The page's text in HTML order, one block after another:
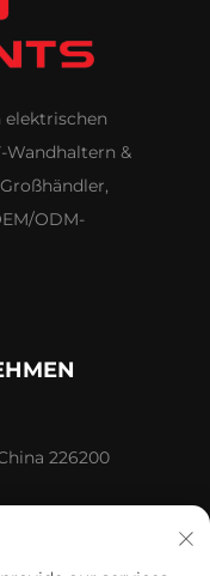
elektrischen
Wandhaltern &
ODM-
226200